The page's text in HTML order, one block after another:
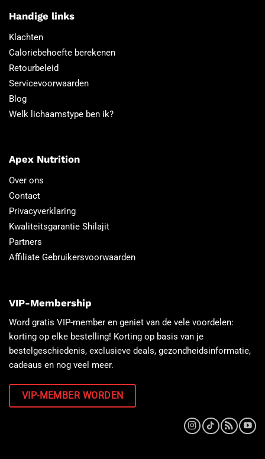
Handige links
Klachten
Caloriebehoefte berekenen
Retourbeleid
Servicevoorwaarden
Blog
Welk lichaamstype ben ik?
Apex Nutrition
Over ons
Contact
Privacyverklaring
Kwaliteitsgarantie Shilajit
Partners
Affiliate Gebruikersvoorwaarden
VIP-Membership
Word gratis VIP-member en geniet van de vele voordelen:
korting op elke bestelling! Korting op basis van je
bestelgeschiedenis, exclusieve deals, gezondheidsinformatie,
cadeaus en nog veel meer.
VIP-MEMBER WORDEN